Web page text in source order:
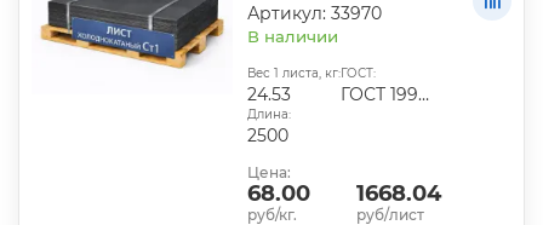
Артикул: 33970
В наличии
Вес 1 листа, кг:
24.53
ГОСТ:
ГОСТ 19904-90
Длина:
2500
Цена:
68.00
руб/кг.
1668.04
руб/лист